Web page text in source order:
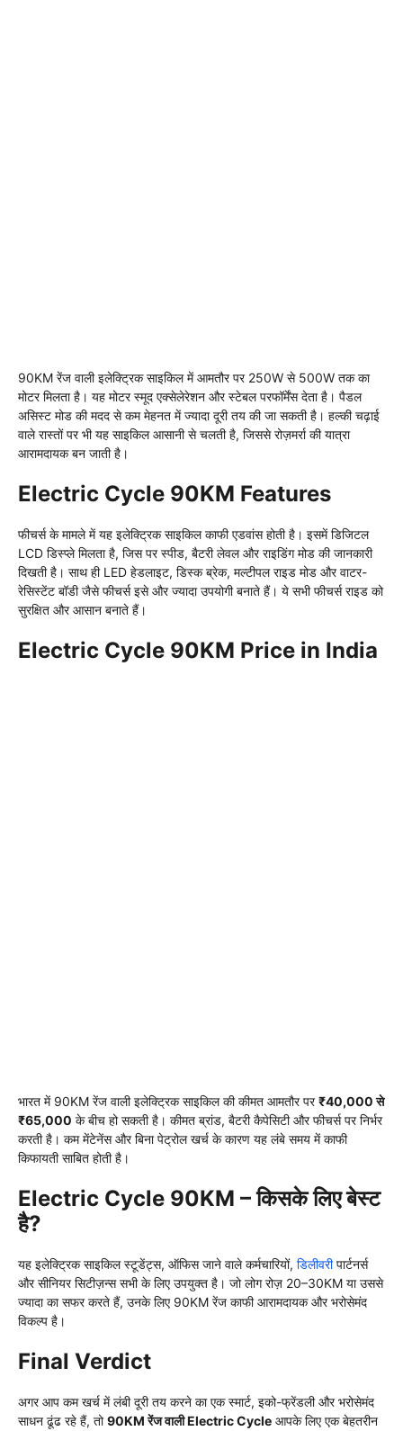
90KM रेंज वाली इलेक्ट्रिक साइकिल में आमतौर पर 250W से 500W तक का
मोटर मिलता है। यह मोटर स्मूद एक्सेलेरेशन और स्टेबल परफॉर्मेंस देता है। पैडल
असिस्ट मोड की मदद से कम मेहनत में ज्यादा दूरी तय की जा सकती है। हल्की चढ़ाई
वाले रास्तों पर भी यह साइकिल आसानी से चलती है, जिससे रोज़मर्रा की यात्रा
आरामदायक बन जाती है।
Electric Cycle 90KM Features
फीचर्स के मामले में यह इलेक्ट्रिक साइकिल काफी एडवांस होती है। इसमें डिजिटल
LCD डिस्प्ले मिलता है, जिस पर स्पीड, बैटरी लेवल और राइडिंग मोड की जानकारी
दिखती है। साथ ही LED हेडलाइट, डिस्क ब्रेक, मल्टीपल राइड मोड और वाटर-
रेसिस्टेंट बॉडी जैसे फीचर्स इसे और ज्यादा उपयोगी बनाते हैं। ये सभी फीचर्स राइड को
सुरक्षित और आसान बनाते हैं।
Electric Cycle 90KM Price in India
भारत में 90KM रेंज वाली इलेक्ट्रिक साइकिल की कीमत आमतौर पर₹40,000 से
₹65,000 के बीच हो सकती है। कीमत ब्रांड, बैटरी कैपेसिटी और फीचर्स पर निर्भर
करती है। कम मेंटेनेंस और बिना पेट्रोल खर्च के कारण यह लंबे समय में काफी
किफायती साबित होती है।
Electric Cycle 90KM – किसके लिए बेस्ट
है?
यह इलेक्ट्रिक साइकिल स्टूडेंट्स, ऑफिस जाने वाले कर्मचारियों, डिलीवरीपार्टनर्स
और सीनियर सिटीज़न्स सभी के लिए उपयुक्त है। जो लोग रोज़ 20–30KM या उससे
ज्यादा का सफर करते हैं, उनके लिए 90KM रेंज काफी आरामदायक और भरोसेमंद
विकल्प है।
Final Verdict
अगर आप कम खर्च में लंबी दूरी तय करने का एक स्मार्ट, इको-फ्रेंडली और भरोसेमंद
साधन ढूंढ रहे हैं, तो90KM रेंज वाली Electric Cycle आपके लिए एक बेहतरीन